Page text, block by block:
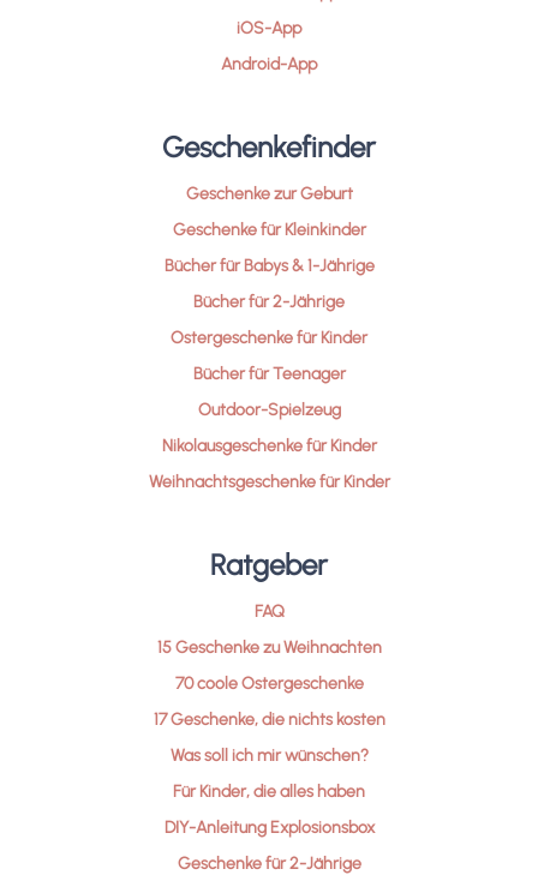
iOS-App
Android-App
Geschenkefinder
Geschenke zur Geburt
Geschenke für Kleinkinder
Bücher für Babys & 1-Jährige
Bücher für 2-Jährige
Ostergeschenke für Kinder
Bücher für Teenager
Outdoor-Spielzeug
Nikolausgeschenke für Kinder
Weihnachtsgeschenke für Kinder
Ratgeber
FAQ
15 Geschenke zu Weihnachten
70 coole Ostergeschenke
17 Geschenke, die nichts kosten
Was soll ich mir wünschen?
Für Kinder, die alles haben
DIY-Anleitung Explosionsbox
Geschenke für 2-Jährige